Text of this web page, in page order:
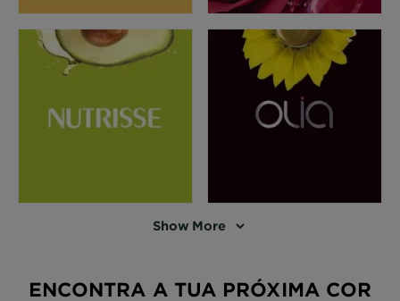
Show More
ENCONTRA A TUA PRÓXIMA COR